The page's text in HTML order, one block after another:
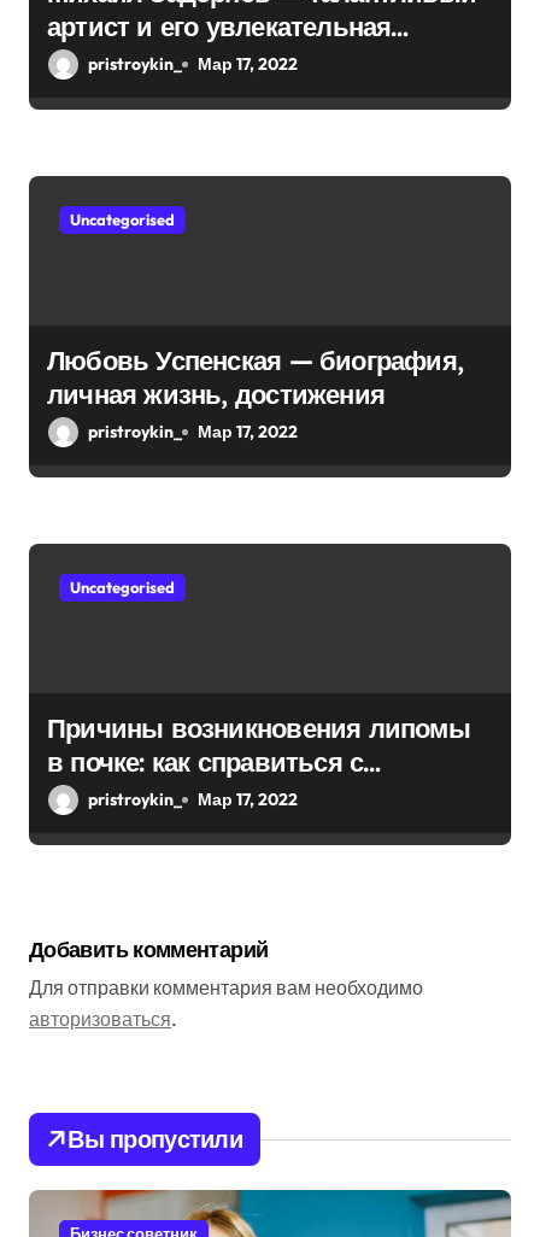
и
я
м
артист и его увлекательная
биография — выдающиеся
pristroykin_ Мар 17, 2022
Uncategorised
Любовь Успенская — биография,
личная жизнь, достижения
pristroykin_ Мар 17, 2022
Uncategorised
Причины возникновения липомы
в почке: как справиться с
болезнью
pristroykin_ Мар 17, 2022
Добавить комментарий
Для отправки комментария вам необходимо
авторизоваться.
Вы пропустили